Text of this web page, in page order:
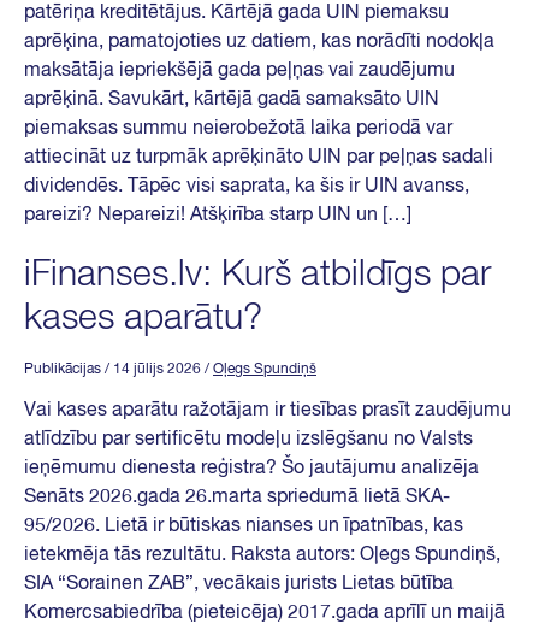
patēriņa kreditētājus. Kārtējā gada UIN piemaksu
aprēķina, pamatojoties uz datiem, kas norādīti nodokļa
maksātāja iepriekšējā gada peļņas vai zaudējumu
aprēķinā. Savukārt, kārtējā gadā samaksāto UIN
piemaksas summu neierobežotā laika periodā var
attiecināt uz turpmāk aprēķināto UIN par peļņas sadali
dividendēs. Tāpēc visi saprata, ka šis ir UIN avanss,
pareizi? Nepareizi! Atšķirība starp UIN un […]
iFinanses.lv: Kurš atbildīgs par
kases aparātu?
Publikācijas / 14 jūlijs 2026 / Oļegs Spundiņš
Vai kases aparātu ražotājam ir tiesības prasīt zaudējumu
atlīdzību par sertificētu modeļu izslēgšanu no Valsts
ieņēmumu dienesta reģistra? Šo jautājumu analizēja
Senāts 2026.gada 26.marta spriedumā lietā SKA-
95/2026. Lietā ir būtiskas nianses un īpatnības, kas
ietekmēja tās rezultātu. Raksta autors: Oļegs Spundiņš,
SIA “Sorainen ZAB”, vecākais jurists Lietas būtība
Komercsabiedrība (pieteicēja) 2017.gada aprīlī un maijā